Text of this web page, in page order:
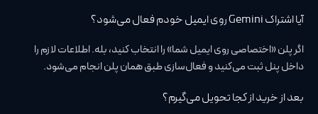
آیا اشتراک Gemini روی ایمیل خودم فعال می‌شود؟
اگر پلن «اختصاصی روی ایمیل شما» را انتخاب کنید، بله. اطلاعات لازم را
داخل پنل ثبت می‌کنید و فعال‌سازی طبق همان پلن انجام می‌شود.
بعد از خرید از کجا تحویل می‌گیرم؟